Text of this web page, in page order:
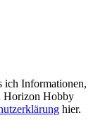
ich Informationen,
Horizon Hobby
hier.